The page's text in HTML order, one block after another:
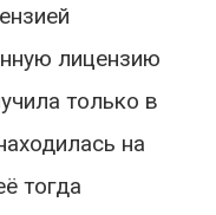
лицензию
только в
на
тогда